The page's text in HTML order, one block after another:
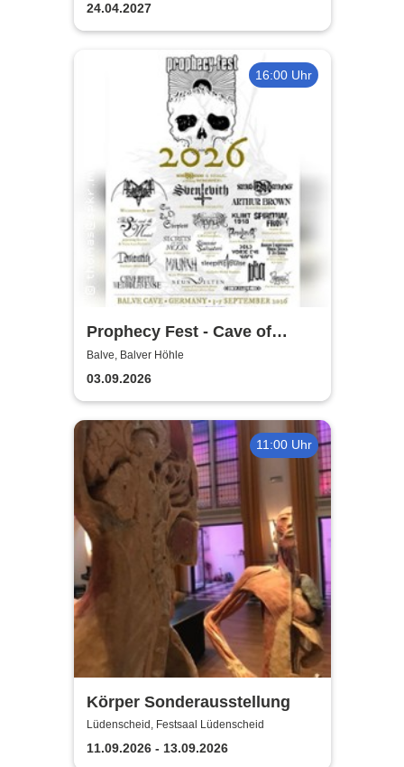
Lüdenscheid
24.04.2027
16:00 Uhr
Prophecy Fest - Cave of
Balve
Balve, Balver Höhle
03.09.2026
11:00 Uhr
Körper Sonderausstellung
Lüdenscheid, Festsaal Lüdenscheid
11.09.2026 - 13.09.2026